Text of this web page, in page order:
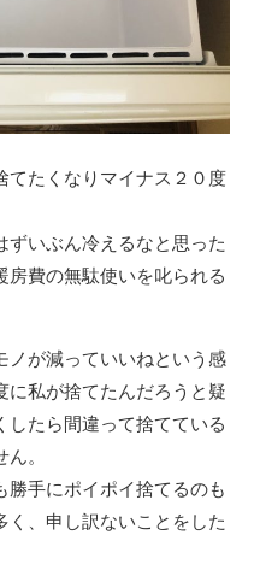
てたくなりマイナス２０度
ずいぶん冷えるなと思った
房費の無駄使いを叱られる
ノが減っていいねという感
に私が捨てたんだろうと疑
したら間違って捨てている
。
勝手にポイポイ捨てるのも
く、申し訳ないことをした